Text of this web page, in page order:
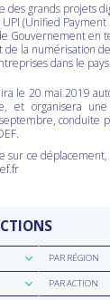
grands projets
(Unified Payment
Gouvernement en
de la numérisation
dans le pays.
le 20 mai 2019
et organisera une
conduite
sur ce
Rechercher
par
région
PAR RÉGION
Rechercher
parPAR ACTION